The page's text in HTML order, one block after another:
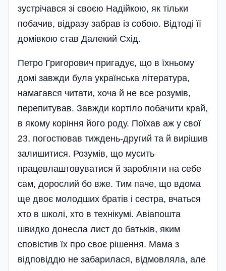
зустрічався зі своєю Надійкою, як тільки
побачив, відразу забрав із собою. Відтоді її
домі­вкою став Далекий Схід.
Петро Григорович пригадує, що в їхньому
домі завжди була українська література,
намагався читати, хоча й не все розумів,
перепитував. Завжди кортіло побачити край,
в якому коріння його роду. Поїхав аж у свої
23, погостював тиждень-другий та й вирішив
залишитися. Розумів, що мусить
працевлаштовуватися й заробляти на себе
сам, дорослий бо вже. Тим паче, що вдома
ще двоє молодших братів і сестра, вчаться
хто в школі, хто в технікумі. Авіапошта
швидко донесла лист до батьків, яким
сповістив їх про своє рішення. Мама з
відповіддю не забарилася, відмовляла, але